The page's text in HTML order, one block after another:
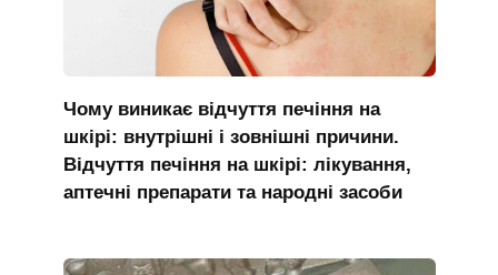
Чому виникає відчуття печіння на
шкірі: внутрішні і зовнішні причини.
Відчуття печіння на шкірі: лікування,
аптечні препарати та народні засоби